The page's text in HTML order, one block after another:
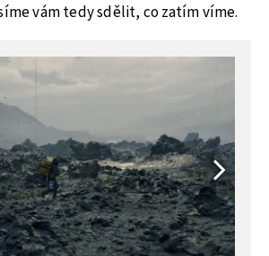
vám tedy sdělit, co zatím víme.